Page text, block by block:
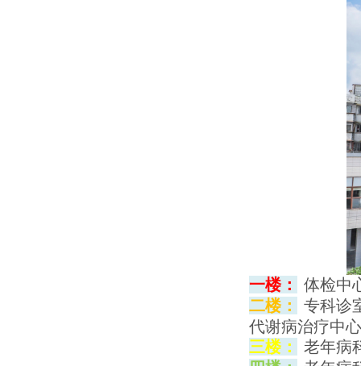
一楼 ：
体检中
二楼：
专科诊
代谢病治疗中
三楼：
老年病